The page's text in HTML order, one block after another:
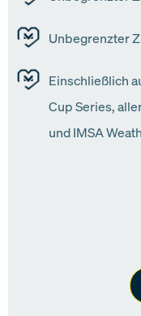
Unbegrenzter
Einschließlich
Cup Series,
und IMSA